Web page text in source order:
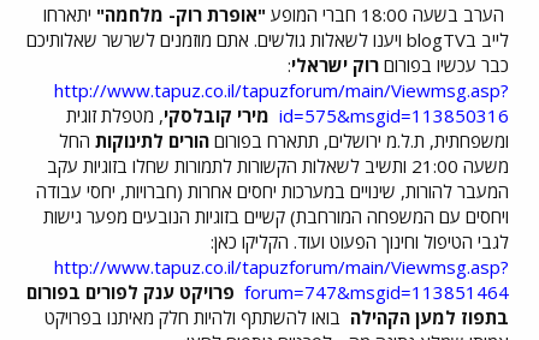
הערב בשעה 18:00 חברי המופע "אופרת רוק- מלחמה" יתארחו
לייב בblogTV ויענו לשאלות גולשים. אתם מוזמנים לשרשר שאלותיכם
כבר עכשיו בפורום רוק ישראלי:
http://www.tapuz.co.il/tapuzforum/main/Viewmsg.asp?
id=575&msgid=113850316 מירי קובלסקי, מטפלת זוגית
ומשפחתית, ת.ל.מ ירושלים, תתארח בפורום הורים לתינוקות החל
משעה 21:00 ותשיב לשאלות הקשורות לתמורות שחלו בזוגיות עקב
המעבר להורות, שינויים במערכות יחסים אחרות (חברויות, יחסי עבודה
ויחסים עם המשפחה המורחבת) קשיים בזוגיות הנובעים מפער גישות
לגבי הטיפול וחינוך הפעוט ועוד. הקליקו כאן:
http://www.tapuz.co.il/tapuzforum/main/Viewmsg.asp?
forum=747&msgid=113851464 פרויקט ענק לפורים בפורום
בתפוז למען הקהילה בואו להשתתף ולהיות חלק מאיתנו בפרויקט